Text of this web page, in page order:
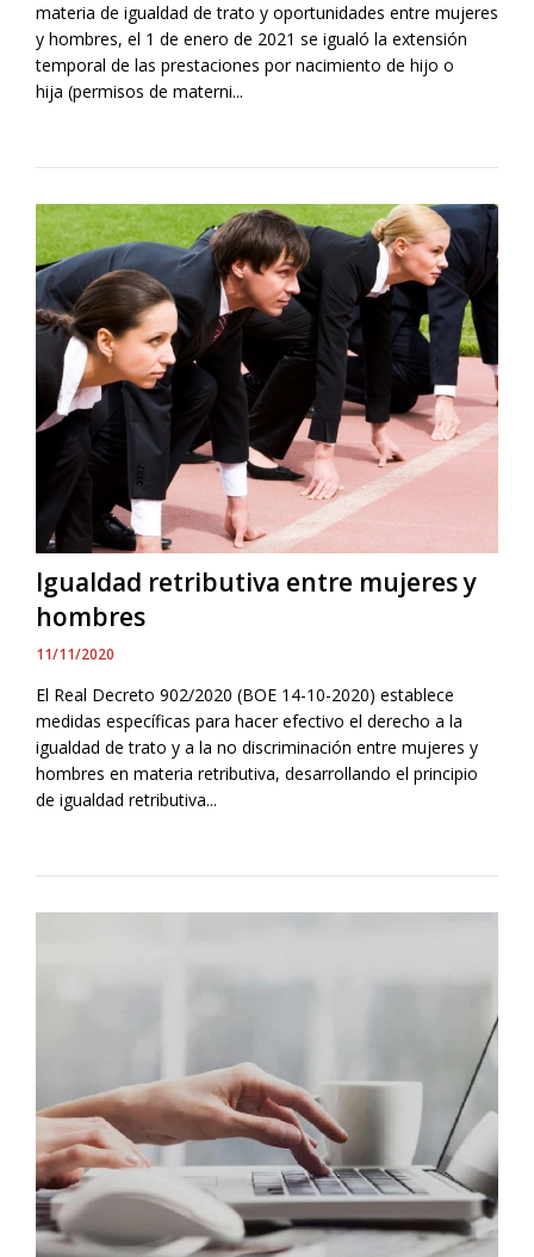
materia de igualdad de trato y oportunidades entre mujeres
y hombres, el 1 de enero de 2021 se igualó la extensión
temporal de las prestaciones por nacimiento de hijo o
hija (permisos de materni...
Igualdad retributiva entre mujeres y
hombres
11/11/2020
El Real Decreto 902/2020 (BOE 14-10-2020) establece
medidas específicas para hacer efectivo el derecho a la
igualdad de trato y a la no discriminación entre mujeres y
hombres en materia retributiva, desarrollando el principio
de igualdad retributiva...